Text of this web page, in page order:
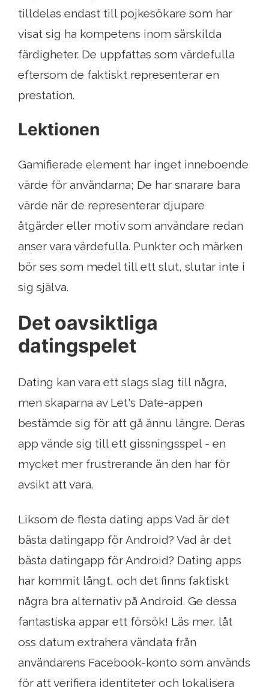
tilldelas endast till pojkesökare som har
visat sig ha kompetens inom särskilda
färdigheter. De uppfattas som värdefulla
eftersom de faktiskt representerar en
prestation.
Lektionen
Gamifierade element har inget inneboende
värde för användarna; De har snarare bara
värde när de representerar djupare
åtgärder eller motiv som användare redan
anser vara värdefulla. Punkter och märken
bör ses som medel till ett slut, slutar inte i
sig själva.
Det oavsiktliga
datingspelet
Dating kan vara ett slags slag till några,
men skaparna av Let's Date-appen
bestämde sig för att gå ännu längre. Deras
app vände sig till ett gissningsspel - en
mycket mer frustrerande än den har för
avsikt att vara.
Liksom de flesta dating apps Vad är det
bästa datingapp för Android? Vad är det
bästa datingapp för Android? Dating apps
har kommit långt, och det finns faktiskt
några bra alternativ på Android. Ge dessa
fantastiska appar ett försök! Läs mer, låt
oss datum extrahera vändata från
användarens Facebook-konto som används
för att verifiera identiteter och lokalisera